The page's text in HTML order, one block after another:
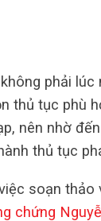
không phải lúc
thủ tục phù
nên nhờ đến
thủ tục
soạn thảo
chứng